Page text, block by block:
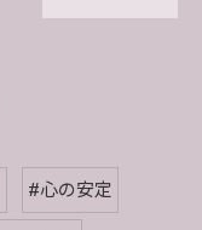
#心の安定